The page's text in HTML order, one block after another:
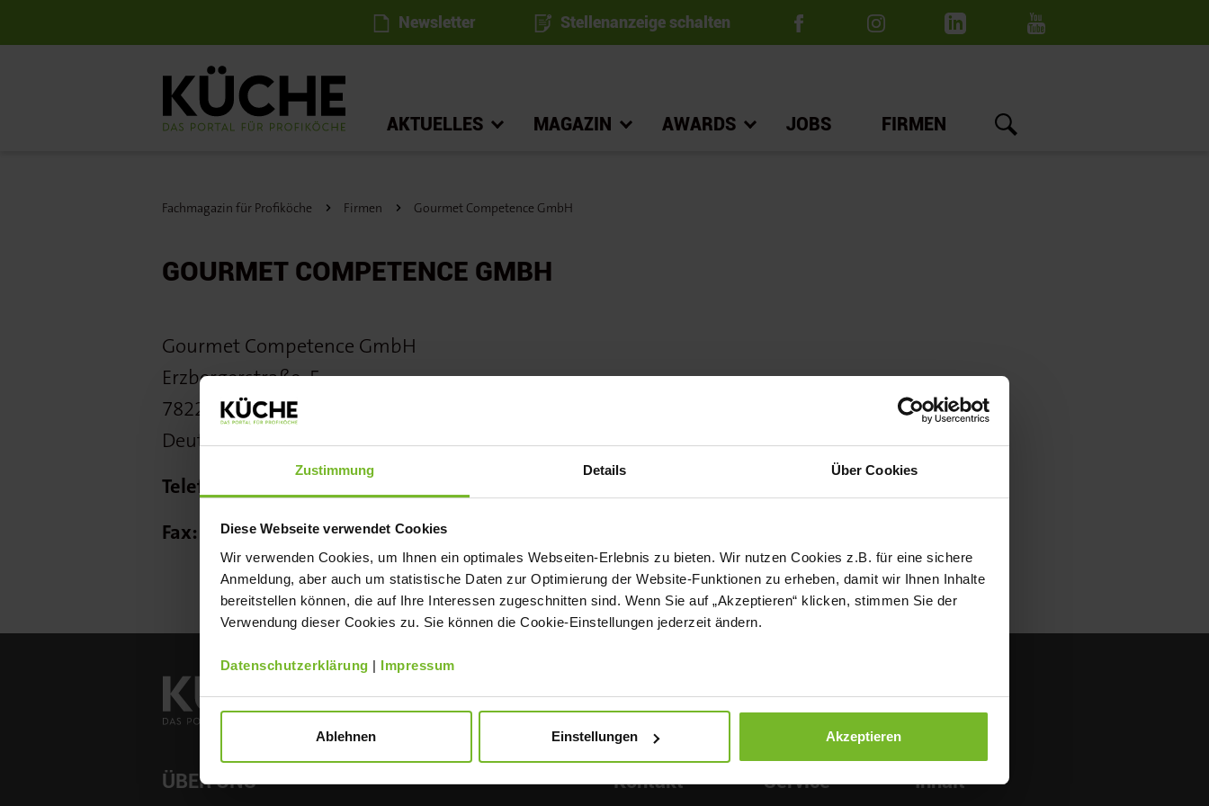
Zustimmung Details Über Cookies
Diese Webseite verwendet Cookies
Wir verwenden Cookies, um Ihnen ein optimales Webseiten-Erlebnis zu bieten. Wir nutzen Cookies z.B. für eine sichere
Anmeldung, aber auch um statistische Daten zur Optimierung der Website-Funktionen zu erheben, damit wir Ihnen Inhalte
bereitstellen können, die auf Ihre Interessen zugeschnitten sind. Wenn Sie auf „Akzeptieren“ klicken, stimmen Sie der
Verwendung dieser Cookies zu. Sie können die Cookie-Einstellungen jederzeit ändern.
Datenschutzerklärung | Impressum
Ablehnen Einstellungen Akzeptieren
Newsletter Stellenanzeige schalten
AKTUELLES MAGAZIN AWARDS JOBS FIRMEN
Fachmagazin für Profiköche Firmen Gourmet Competence GmbH
GOURMET COMPETENCE GMBH
Gourmet Competence GmbH
Erzbergerstraße5
78224 Singen
Deutschland
Telefon:
Fax:
ÜBER UNS Kontakt Service Inhalt